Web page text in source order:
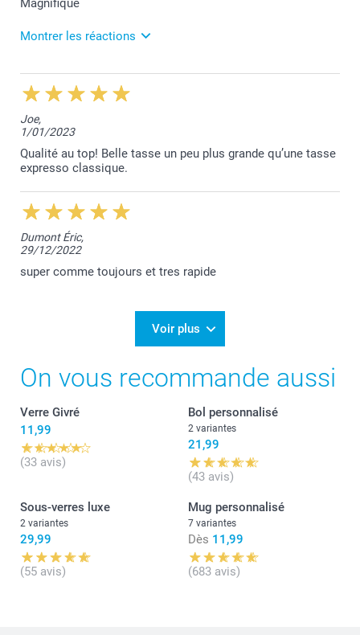
Magnifique
Montrer les réactions
4/01/2024
11:59
Nous sommes heureux de vous savoir satisfaite de
Bien à vous,
Lucie@smartphoto
Joe,
1/01/2023
Qualité au top! Belle tasse un peu plus grande qu’une tasse
expresso classique.
Dumont Éric,
29/12/2022
super comme toujours et tres rapide
Voir plus
On vous recommande aussi
Verre Givré
11,99
(33 avis)
Bol personnalisé
2 variantes
21,99
(43 avis)
Sous-verres luxe
2 variantes
29,99
(55 avis)
Mug personnalisé
7 variantes
Dès 11,99
(683 avis)